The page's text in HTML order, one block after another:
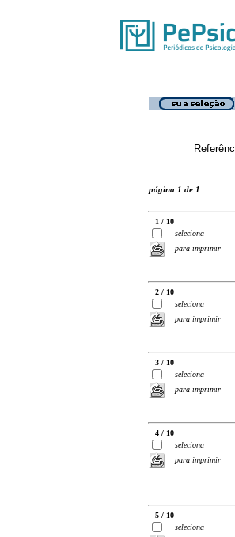
página 1 de 1
1 / 10
seleciona
para imprimir
2 / 10
seleciona
para imprimir
3 / 10
seleciona
para imprimir
4 / 10
seleciona
para imprimir
5 / 10
seleciona